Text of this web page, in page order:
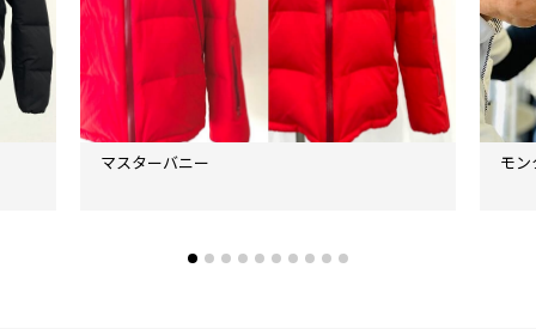
マウンテンダウンジャケット
GORE-TEX
3,630円 15,400円 +660円
マウンテンダウンハーフコー
4,400円 10,450円 13,420円 18,810円 +880円
2,420円 5,500円 7,040円
マスターバニー モ